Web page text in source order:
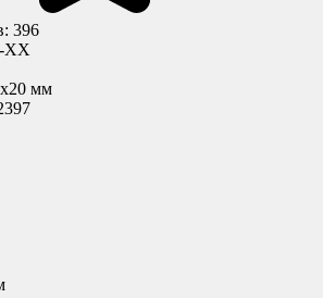
396
ХХ
мм